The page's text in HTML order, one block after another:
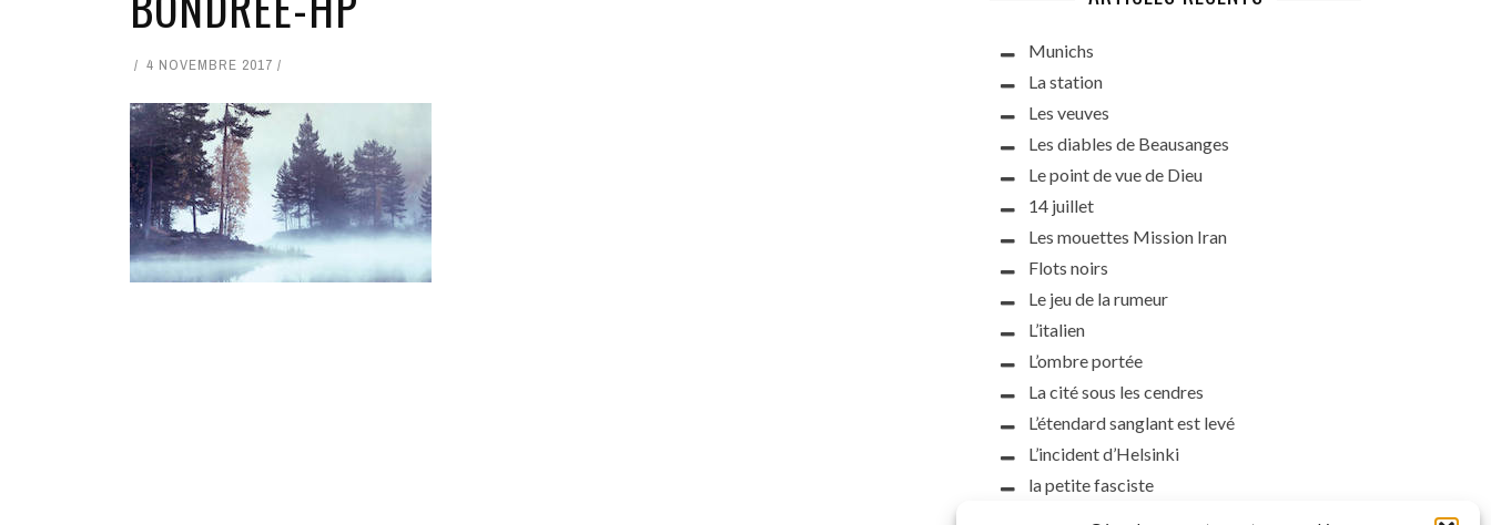
4 NOVEMBRE 2017
Munichs
La station
Les veuves
Les diables de Beausanges
Le point de vue de Dieu
14 juillet
Les mouettes Mission Iran
Flots noirs
Le jeu de la rumeur
L’italien
L’ombre portée
La cité sous les cendres
L’étendard sanglant est levé
L’incident d’Helsinki
la petite fasciste